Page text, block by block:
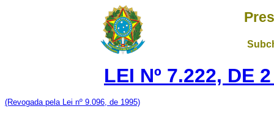
LEI Nº 7.222, DE
(Revogada pela Lei nº 9.096, de 1995)